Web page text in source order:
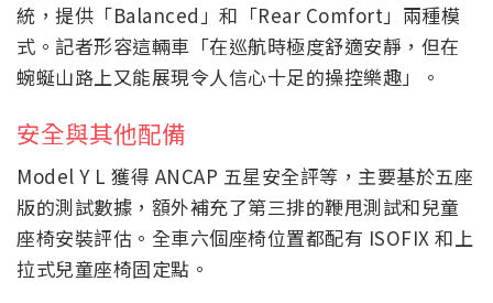
統，提供「Balanced」和「Rear Comfort」兩種模
式。記者形容這輛車「在巡航時極度舒適安靜，但在
蜿蜒山路上又能展現令人信心十足的操控樂趣」。
安全與其他配備
Model Y L 獲得 ANCAP 五星安全評等，主要基於五座
版的測試數據，額外補充了第三排的鞭甩測試和兒童
座椅安裝評估。全車六個座椅位置都配有 ISOFIX 和上
拉式兒童座椅固定點。